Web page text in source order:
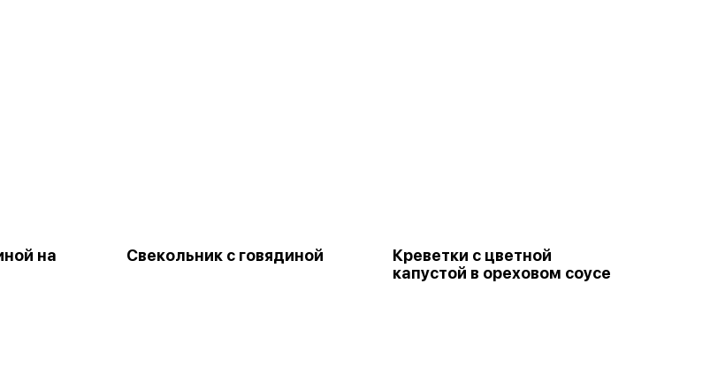
на
Свекольник с говядиной
Креветки с цветной
капустой в ореховом соусе